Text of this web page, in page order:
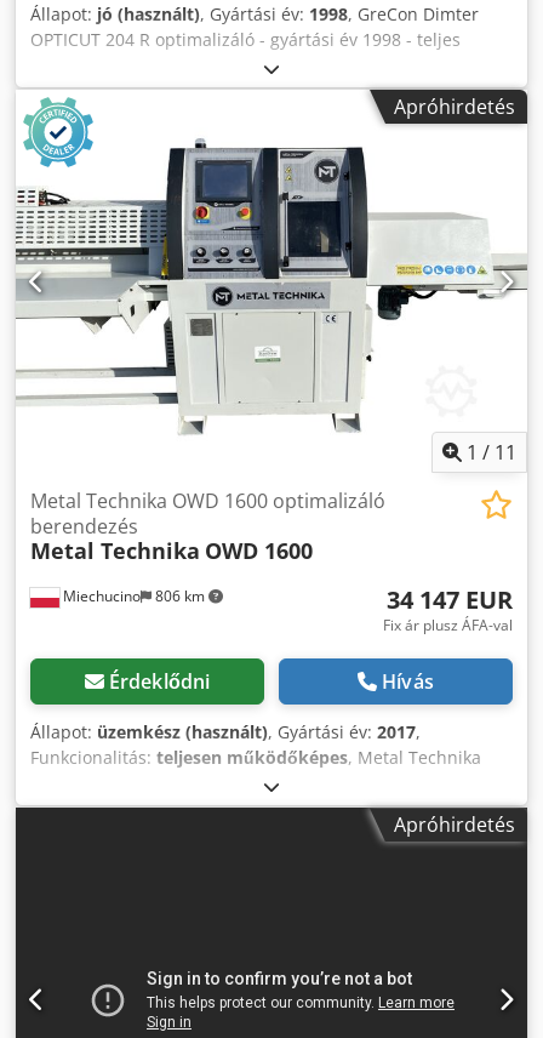
Állapot: jó (használt), Gyártási év: 1998, GreCon Dimter
OPTICUT 204 R optimalizáló - gyártási év 1998 - teljes
optimalizálás - a vonalhoz vágás - szélességmérés -
alumínium vágás lehetséges MŰSZAKI PARAMÉTEREK: -
max. vágási hossz 4000 mm - min. darab 200 mm - max.
vágási magasság 100 mm - max. vágási szélesség 260 mm -
pengeátmérő 500 mm - motorteljesítmény 9 kW - előtolási
sebesség max. 160 m/min - gyorsulás 2 m/s2 - hossz- és
értékoptimalizálás - pneumatikus anyagnyomás - három
kidobófej - táblázatok törlése Codpfxoh Hfkno Ah Sorf -
forgóasztal - teljes hossza 2000 cm Szállítási méretek: -
hossza 1300 cm - szélesség 245 cm - magasság 220 cm -
súly 3500 kg
Apróhirdetés
1 / 11
Miechucino 806 km
Metal Technika OWD 1600 optimalizáló
berendezés
Metal Technika OWD 1600
34 147 EUR
Fix ár plusz ÁFA-val
Érdeklődni Hívás
Állapot: üzemkész (használt), Gyártási év: 2017,
Funkcionalitás: teljesen működőképes, Metal Technika
OWD 1600 optimalizáló berendezés - Lengyelországban
gyártott - gyártási év 2017 MŰSZAKI PARAMÉTEREK: -
vágási szélesség 250 mm - vágási magasság 120 mm -
számára, - helyszíni vágás fluoreszkáló zsírkrétával, -
margóvágás (a bemeneti anyag kezdete és vége) -
Apróhirdetés